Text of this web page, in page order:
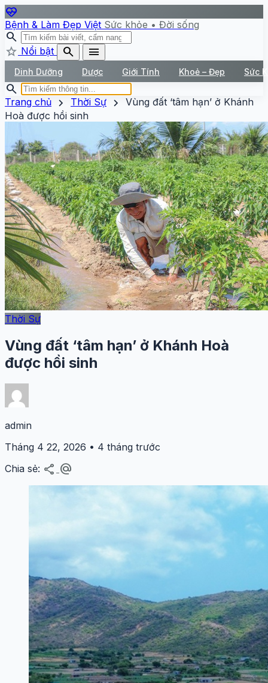
ecg_heart
Bệnh & Làm Đẹp Việt Sức khỏe • Đời sống
search
star Nổi bật search menu
Dinh Dưỡng Dược Giới Tính Khoẻ – Đẹp Sức
search
Trang chủ chevron_right Thời Sự chevron_right
Vùng đất ‘tâm hạn’ ở Khánh
Hoà được hồi sinh
Thời Sự
Vùng đất ‘tâm hạn’ ở Khánh Hoà
được hồi sinh
admin
Tháng 4 22, 2026 • 4 tháng trước
Chia sẻ: share alternate_email